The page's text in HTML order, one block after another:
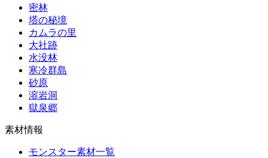
密林
塔の秘境
カムラの里
大社跡
水没林
寒冷群島
砂原
溶岩洞
獄泉郷
素材情報
モンスター素材一覧